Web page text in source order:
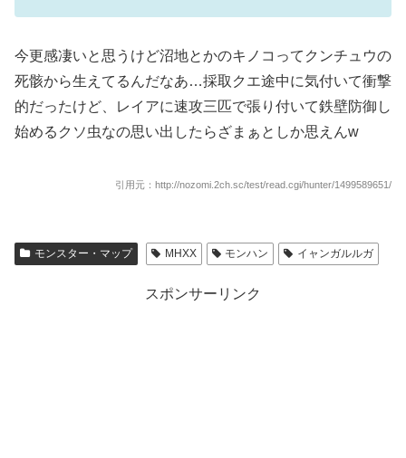
今更感凄いと思うけど沼地とかのキノコってクンチュウの
死骸から生えてるんだなあ…採取クエ途中に気付いて衝撃
的だったけど、レイアに速攻三匹で張り付いて鉄壁防御し
始めるクソ虫なの思い出したらざまぁとしか思えんw
引用元：http://nozomi.2ch.sc/test/read.cgi/hunter/1499589651/
モンスター・マップ MHXX モンハン イャンガルルガ
スポンサーリンク